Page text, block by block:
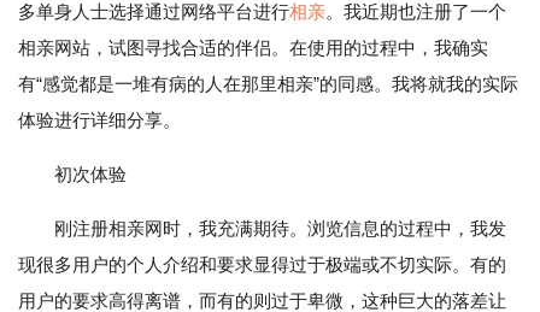
多单身人士选择通过网络平台进行相亲。我近期也注册了一个
相亲网站，试图寻找合适的伴侣。在使用的过程中，我确实
有“感觉都是一堆有病的人在那里相亲”的同感。我将就我的实际
体验进行详细分享。
初次体验
刚注册相亲网时，我充满期待。浏览信息的过程中，我发
现很多用户的个人介绍和要求显得过于极端或不切实际。有的
用户的要求高得离谱，而有的则过于卑微，这种巨大的落差让